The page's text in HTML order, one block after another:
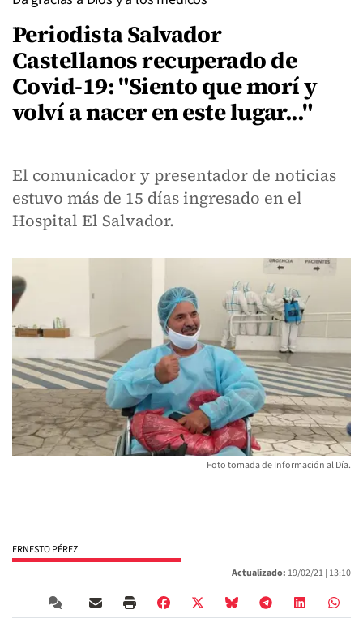
Periodista Salvador
Castellanos recuperado de
Covid-19: "Siento que morí y
volví a nacer en este lugar..."
El comunicador y presentador de noticias
estuvo más de 15 días ingresado en el
Hospital El Salvador.
Foto tomada de Información al Día.
ERNESTO PÉREZ
Actualizado: 19/02/21 | 13:10